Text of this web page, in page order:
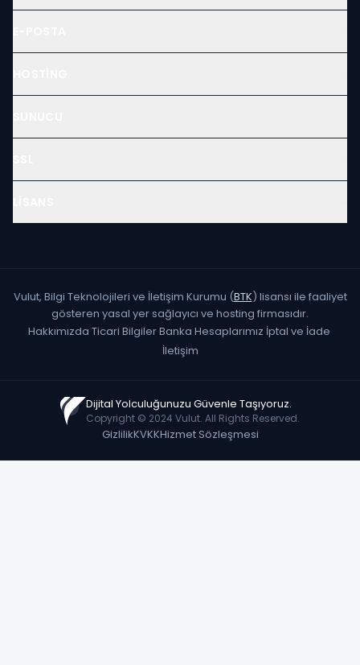
Vulut, Bilgi Teknolojileri ve İletişim Kurumu (BTK) lisansı ile faaliyet
gösteren yasal yer sağlayıcı ve hosting firmasıdır.
Hakkımızda·Ticari Bilgiler·Banka Hesaplarımız·İptal ve İade·
İletişim
Dijital Yolculuğunuzu Güvenle Taşıyoruz.
Copyright © 2024 Vulut. All Rights Reserved.
GizlilikKVKKHizmet Sözleşmesi